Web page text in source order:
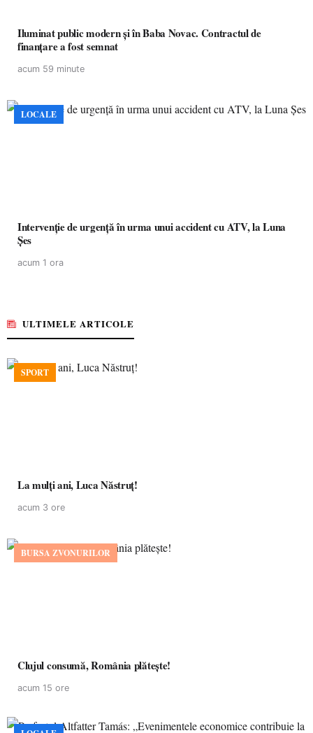
Iluminat public modern și în Baba Novac. Contractul de
finanțare a fost semnat
acum 59 minute
LOCALE
Intervenție de urgență în urma unui accident cu ATV, la Luna
Șes
acum 1 ora
ULTIMELE ARTICOLE
SPORT
La mulţi ani, Luca Năstruţ!
acum 3 ore
BURSA ZVONURILOR
Clujul consumă, România plătește!
acum 15 ore